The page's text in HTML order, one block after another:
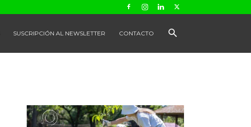
SUSCRIPCIÓN AL NEWSLETTER CONTACTO